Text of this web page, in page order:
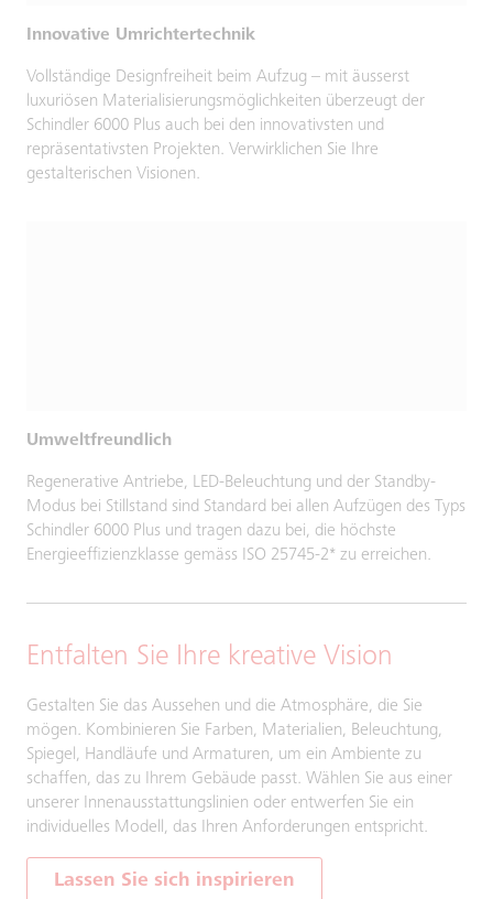
Innovative Umrichtertechnik
Vollständige Designfreiheit beim Aufzug – mit äusserst
luxuriösen Materialisierungsmöglichkeiten überzeugt der
Schindler 6000 Plus auch bei den innovativsten und
repräsentativsten Projekten. Verwirklichen Sie Ihre
gestalterischen Visionen.
Umweltfreundlich
Regenerative Antriebe, LED-Beleuchtung und der Standby-
Modus bei Stillstand sind Standard bei allen Aufzügen des Typs
Schindler 6000 Plus und tragen dazu bei, die höchste
Energieeffizienzklasse gemäss ISO 25745-2* zu erreichen.
Entfalten Sie Ihre kreative Vision
Gestalten Sie das Aussehen und die Atmosphäre, die Sie
mögen. Kombinieren Sie Farben, Materialien, Beleuchtung,
Spiegel, Handläufe und Armaturen, um ein Ambiente zu
schaffen, das zu Ihrem Gebäude passt. Wählen Sie aus einer
unserer Innenausstattungslinien oder entwerfen Sie ein
individuelles Modell, das Ihren Anforderungen entspricht.
Lassen Sie sich inspirieren